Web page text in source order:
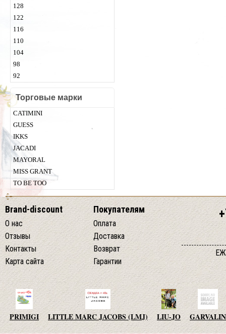
128
122
116
110
104
98
92
Торговые марки
CATIMINI
GUESS
IKKS
JACADI
MAYORAL
MISS GRANT
TO BE TOO
Brand-discount
О нас
Отзывы
Контакты
Карта сайта
Покупателям
Оплата
Доставка
Возврат
Гарантии
PRIMIGI LITTLE MARC JACOBS (LMJ) LIU-JO GARVALIN